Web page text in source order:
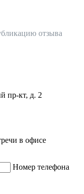
отзыва
пр-кт, д. 2
в офисе
Номер телефона